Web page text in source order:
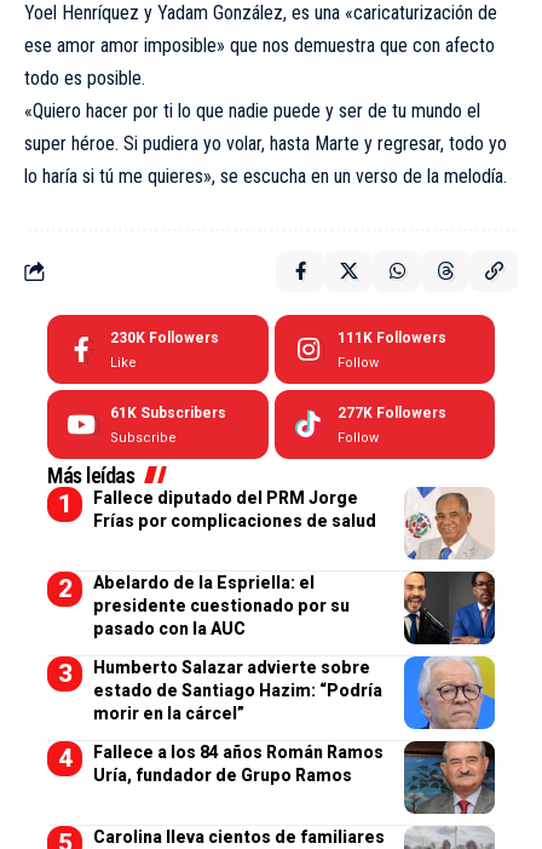
Yoel Henríquez y Yadam González, es una «caricaturización de
ese amor amor imposible» que nos demuestra que con afecto
todo es posible.
«Quiero hacer por ti lo que nadie puede y ser de tu mundo el
super héroe. Si pudiera yo volar, hasta Marte y regresar, todo yo
lo haría si tú me quieres», se escucha en un verso de la melodía.
230K Followers
Like
111K Followers
Follow
61K Subscribers
Subscribe
277K Followers
Follow
Más leídas
Fallece diputado del PRM Jorge
Frías por complicaciones de salud
Abelardo de la Espriella: el
presidente cuestionado por su
pasado con la AUC
Humberto Salazar advierte sobre
estado de Santiago Hazim: “Podría
morir en la cárcel”
Fallece a los 84 años Román Ramos
Uría, fundador de Grupo Ramos
Carolina lleva cientos de familiares